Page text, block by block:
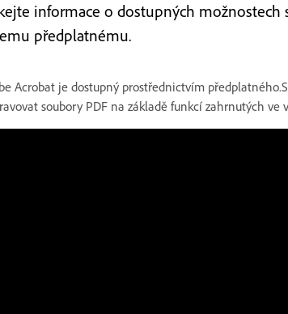
informace o dostupných
předplatnému.
Acrobat je dostupný prostřednictvím
soubory PDF na základě funkcí zahrnutých ve